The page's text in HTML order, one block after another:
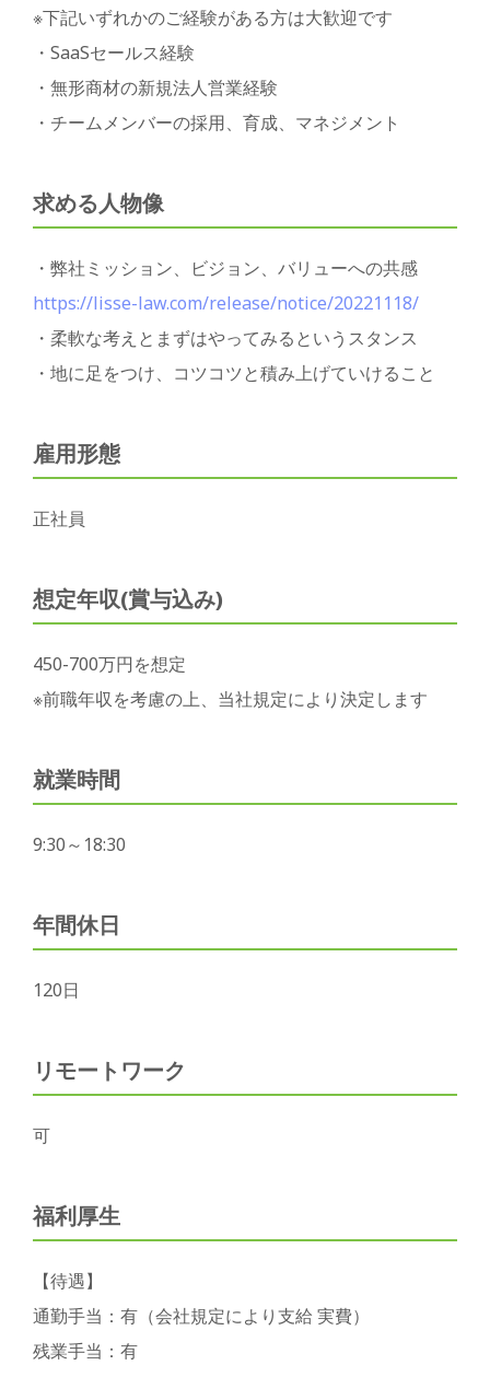
※下記いずれかのご経験がある方は大歓迎です
・SaaSセールス経験
・無形商材の新規法人営業経験
・チームメンバーの採用、育成、マネジメント
求める人物像
・弊社ミッション、ビジョン、バリューへの共感
https://lisse-law.com/release/notice/20221118/
・柔軟な考えとまずはやってみるというスタンス
・地に足をつけ、コツコツと積み上げていけること
雇用形態
正社員
想定年収(賞与込み)
450-700万円を想定
※前職年収を考慮の上、当社規定により決定します
就業時間
9:30～18:30
年間休日
120日
リモートワーク
可
福利厚生
【待遇】
通勤手当：有（会社規定により支給 実費）
残業手当：有